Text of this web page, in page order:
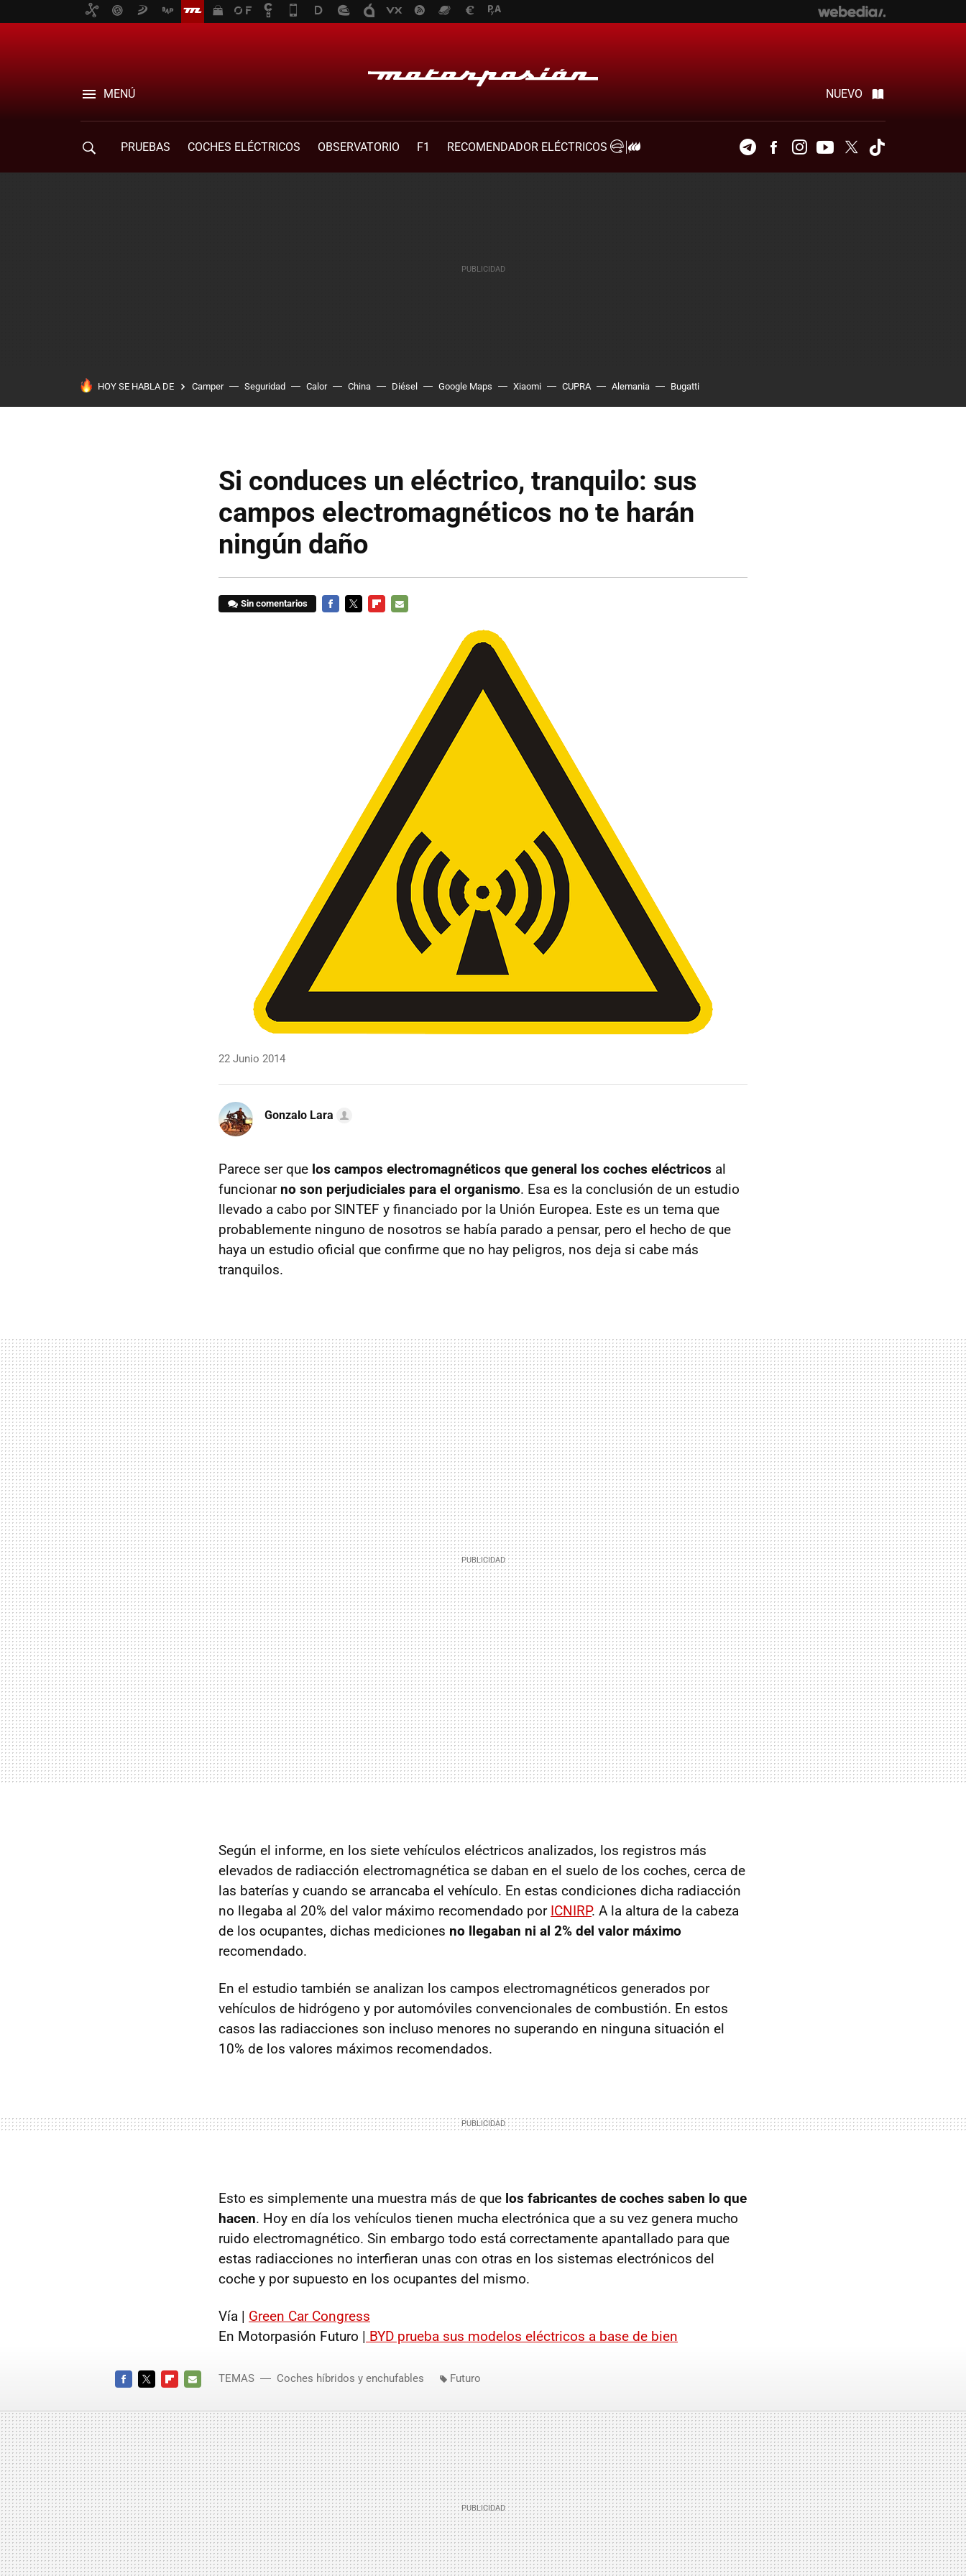
MENÚ NUEVO
PRUEBAS COCHES ELÉCTRICOS OBSERVATORIO F1
RECOMENDADOR ELÉCTRICOS
TelegramFacebookInstagramYoutubeTwitter
HOY SE HABLA DE Camper Seguridad Calor China Diésel Google Maps Xiaomi CUPRA Alemania Bugatti
Si conduces un eléctrico, tranquilo: sus
campos electromagnéticos no te harán
ningún daño
Sin comentarios
22 Junio 2014
Gonzalo Lara
Parece ser que los campos electromagnéticos que general los coches eléctricos al
funcionar no son perjudiciales para el organismo. Esa es la conclusión de un estudio
llevado a cabo por SINTEF y financiado por la Unión Europea. Este es un tema que
probablemente ninguno de nosotros se había parado a pensar, pero el hecho de que
haya un estudio oficial que confirme que no hay peligros, nos deja si cabe más
tranquilos.
Según el informe, en los siete vehículos eléctricos analizados, los registros más
elevados de radiacción electromagnética se daban en el suelo de los coches, cerca de
las baterías y cuando se arrancaba el vehículo. En estas condiciones dicha radiacción
no llegaba al 20% del valor máximo recomendado por ICNIRP. A la altura de la cabeza
de los ocupantes, dichas mediciones no llegaban ni al 2% del valor máximo
recomendado.
En el estudio también se analizan los campos electromagnéticos generados por
vehículos de hidrógeno y por automóviles convencionales de combustión. En estos
casos las radiacciones son incluso menores no superando en ninguna situación el
10% de los valores máximos recomendados.
Esto es simplemente una muestra más de que los fabricantes de coches saben lo que
hacen. Hoy en día los vehículos tienen mucha electrónica que a su vez genera mucho
ruido electromagnético. Sin embargo todo está correctamente apantallado para que
estas radiacciones no interfieran unas con otras en los sistemas electrónicos del
coche y por supuesto en los ocupantes del mismo.
Vía | Green Car Congress
En Motorpasión Futuro | BYD prueba sus modelos eléctricos a base de bien
MAIL
TEMAS Coches híbridos y enchufables Futuro